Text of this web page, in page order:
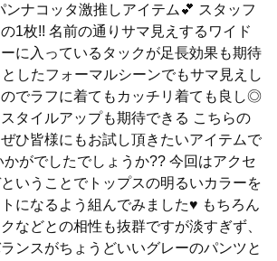
ンナコッタ激推しアイテム💕 スタッフ
1枚!! 名前の通りサマ見えするワイド
に入っているタックが足長効果も期待
したフォーマルシーンでもサマ見えし
でラフに着てもカッチリ着ても良し◎
タイルアップも期待できる こちらの
ひ皆様にもお試し頂きたいアイテムで
がでしたでしょうか?? 今回はアクセ
いうことでトップスの明るいカラーを
になるよう組んでみました♥️ もちろん
などとの相性も抜群ですが淡すぎず、
ンスがちょうどいいグレーのパンツと